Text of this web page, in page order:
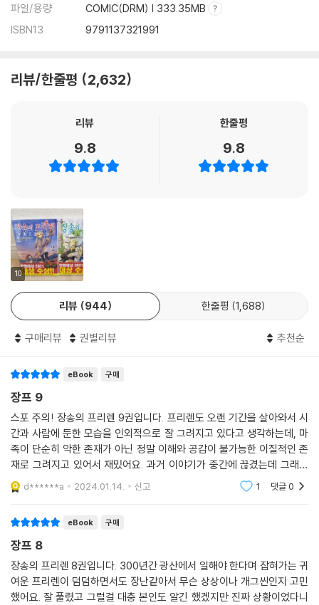
파일/용량
COMIC(DRM) | 333.35MB
ISBN13
9791137321991
리뷰/한줄평 2,632
리뷰
9.8
한줄평
9.8
10
리뷰 944 한줄평 1,688
구매리뷰 권별리뷰 추천순
eBook 구매
장프 9
스포 주의! 장송의 프리렌 9권입니다. 프리렌도 오랜 기간을 살아와서 시
간과 사람에 둔한 모습을 인외적으로 잘 그려지고 있다고 생각하는데, 마
족이 단순히 악한 존재가 아닌 정말 이해와 공감이 불가능한 이질적인 존
재로 그려지고 있어서 재밌어요. 과거 이야기가 중간에 끊겼는데 그래서
왜 공존을 택했는지, 왜 황금향이라는 결과로 이어졌는지 궁금하네요.'너
는 분명 스승과 함께
d******a 2024.01.14. 신고 1 댓글0
eBook 구매
장프 8
장송의 프리렌 8권입니다. 300년간 광산에서 일해야 한다며 잡혀가는 귀
여운 프리렌이 덤덤하면서도 장난같아서 무슨 상상이나 개그씬인지 고민
했어요. 잘 풀렸고 그럴걸 대충 본인도 알긴 했겠지만 진짜 상황이었다니